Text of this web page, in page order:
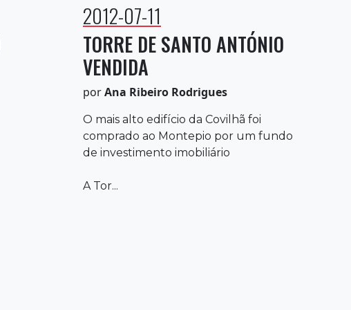
2012-07-11
TORRE DE SANTO ANTÓNIO
VENDIDA
porAna Ribeiro Rodrigues
O mais alto edifício da Covilhã foi
comprado ao Montepio por um fundo
de investimento imobiliário
A Tor...